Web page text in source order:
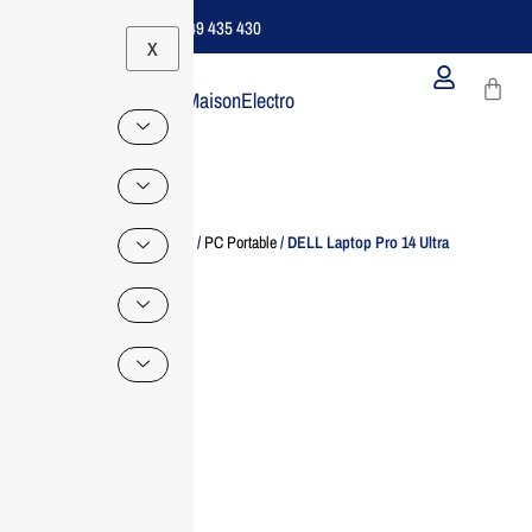
Support B2B Dédié | 06 49 435 430
X
MaisonElectro
Home/ Ordinateur / PC Portable/ DELL Laptop Pro 14 Ultra